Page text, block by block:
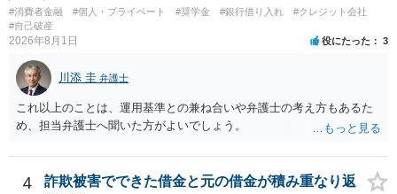
#消費者金融 #個人・プライベート #奨学金 #銀行借り入れ
#クレジット会社
#自己破産
2026年8月1日 役にたった 3
川添 圭 弁護士
これ以上のことは、運用基準との兼ね合いや弁護士の考え方もあるた
め、担当弁護士へ聞いた方がよいでしょう。
4
詐欺被害でできた借金と元の借金が積み重なり返